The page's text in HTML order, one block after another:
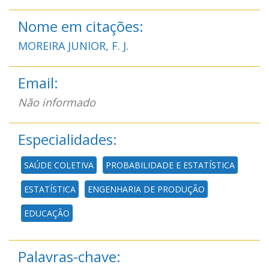
Nome em citações:
MOREIRA JUNIOR, F. J.
Email:
Não informado
Especialidades:
SAÚDE COLETIVA PROBABILIDADE E ESTATÍSTICA
ESTATÍSTICA ENGENHARIA DE PRODUÇÃO
EDUCAÇÃO
Palavras-chave: